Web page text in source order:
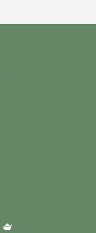
🫖